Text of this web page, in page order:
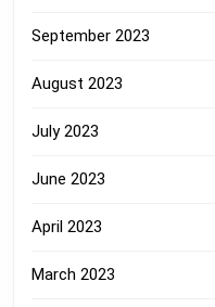
September 2023
August 2023
July 2023
June 2023
April 2023
March 2023